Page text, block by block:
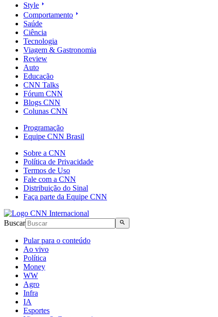
Style
Comportamento
Saúde
Ciência
Tecnologia
Viagem & Gastronomia
Review
Auto
Educação
CNN Talks
Fórum CNN
Blogs CNN
Colunas CNN
Programação
Equipe CNN Brasil
Sobre a CNN
Política de Privacidade
Termos de Uso
Fale com a CNN
Distribuição do Sinal
Faça parte da Equipe CNN
Buscar
Pular para o conteúdo
Ao vivo
Política
Money
WW
Agro
Infra
IA
Esportes